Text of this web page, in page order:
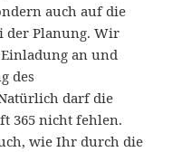
auch auf die
der Planung. Wir
an und
des
darf die
365 nicht fehlen.
wie Ihr durch die